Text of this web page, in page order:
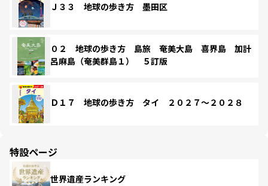
Ｊ３３ 地球の歩き方 墨田区
０２ 地球の歩き方 島旅 奄美大島 喜界島 加計
呂麻島（奄美群島１） ５訂版
Ｄ１７ 地球の歩き方 タイ ２０２７～２０２８
特設ページ
世界遺産ランキング